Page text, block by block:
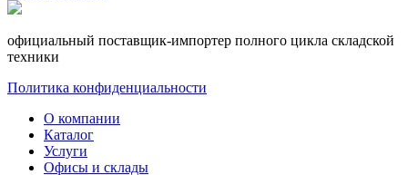
официальный поставщик-импортер полного цикла складской
техники
Политика конфиденциальности
О компании
Каталог
Услуги
Офисы и склады